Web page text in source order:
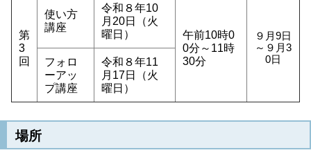
第
3
回
使い方
講座
令和８年10
月20日（火
曜日）
午前10時0
0分～11時
30分
９月9日
～９月3
0日
フォロ
ーアッ
プ講座
令和８年11
月17日（火
曜日）
場所